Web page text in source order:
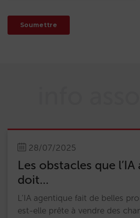
28/07/2025
Les obstacles que
doit...
L’IA agentique fait de belles
est-elle prête à vendre des